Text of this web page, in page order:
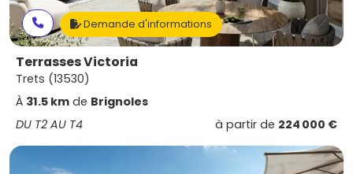
Demande d'informations
Terrasses Victoria
Trets (13530)
À 31.5 km de Brignoles
DU T2 AU T4
à partir de 224 000 €